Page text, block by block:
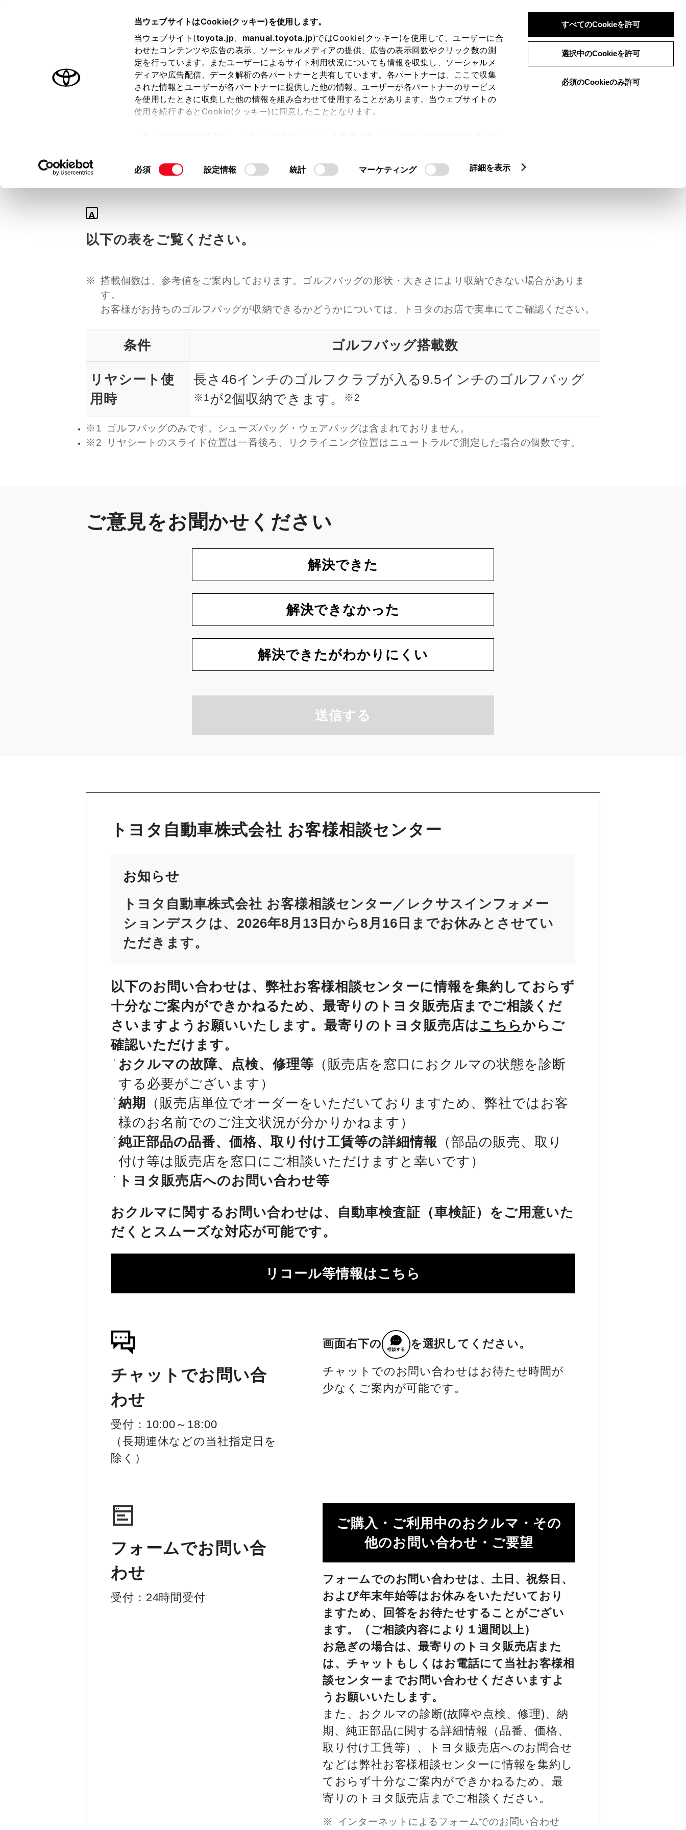
当ウェブサイトはCookie(クッキー)を使用します。
当ウェブサイト(toyota.jp、 manual.toyota.jp)ではCookie(クッキー)を使用して、ユーザーに合
わせたコンテンツや広告の表示、ソーシャルメディアの提供、広告の表示回数やクリック数の測
定を行っています。またユーザーによるサイト利用状況についても情報を収集し、ソーシャルメ
ディアや広告配信、データ解析の各パートナーと共有しています。各パートナーは、ここで収集
された情報とユーザーが各パートナーに提供した他の情報、ユーザーが各パートナーのサービス
を使用したときに収集した他の情報を組み合わせて使用することがあります。当ウェブサイトの
使用を続行するとCookie(クッキー)に同意したこととなります。
て」をご覧ください。
同
必須 設定情報 統計 マーケティング 詳細を表示
すべてのCookieを許可
選択中のCookieを許可
必須のCookieのみ許可
ログイン 検索 メニュー
オーナーサポート トピックス
ッグは何インチが何個積めますか？
A
以下の表をご覧ください。
搭載個数は、参考値をご案内しております。ゴルフバッグの形状・大きさにより収納できない場合がありま
す。
お客様がお持ちのゴルフバッグが収納できるかどうかについては、トヨタのお店で実車にてご確認ください。
条件 ゴルフバッグ搭載数
リヤシート使
用時
長さ46インチのゴルフクラブが入る9.5インチのゴルフバッグ
※1が2個収納できます。 ※2
※1
ゴルフバッグのみです。シューズバッグ・ウェアバッグは含まれておりません。
※2
リヤシートのスライド位置は一番後ろ、リクライニング位置はニュートラルで測定した場合の個数です。
ご意見をお聞かせください
解決できた
解決できなかった
解決できたがわかりにくい
送信する
トヨタ自動車株式会社 お客様相談センター
お知らせ
トヨタ自動車株式会社 お客様相談センター／レクサスインフォメー
ションデスクは、2026年8月13日から8月16日までお休みとさせてい
ただきます。
以下のお問い合わせは、弊社お客様相談センターに情報を集約しておらず
十分なご案内ができかねるため、最寄りのトヨタ販売店までご相談くだ
さいますようお願いいたします。最寄りのトヨタ販売店は こちら からご
確認いただけます。
おクルマの故障、点検、修理等 （販売店を窓口におクルマの状態を診断
する必要がございます）
納期
（販売店単位でオーダーをいただいておりますため、弊社ではお客
様のお名前でのご注文状況が分かりかねます）
純正部品の品番、価格、取り付け工賃等の詳細情報
（部品の販売、取り
付け等は販売店を窓口にご相談いただけますと幸いです）
トヨタ販売店へのお問い合わせ等
おクルマに関するお問い合わせは、自動車検査証（車検証）をご用意いた
だくとスムーズな対応が可能です。
リコール等情報はこちら
チャットでお問い合
わせ
受付：10:00～18:00
（長期連休などの当社指定日を
除く）
画面右下の を選択してください。
チャットでのお問い合わせはお待たせ時間が
少なくご案内が可能です。
フォームでお問い合
わせ
受付：24時間受付
ご購入・ご利用中のおクルマ・その
他のお問い合わせ・ご要望​
フォームでのお問い合わせは、土日、祝祭日、
および年末年始等はお休みをいただいており
ますため、回答をお待たせすることがござい
ます。（ご相談内容により１週間以上）
お急ぎの場合は、最寄りのトヨタ販売店また
は、チャットもしくはお電話にて当社お客様相
談センターまでお問い合わせくださいますよ
うお願いいたします。
また、おクルマの診断(故障や点検、修理)、納
期、純正部品に関する詳細情報（品番、価格、
取り付け工賃等）、トヨタ販売店へのお問合せ
などは弊社お客様相談センターに情報を集約し
ておらず十分なご案内ができかねるため、最
寄りのトヨタ販売店までご相談ください。
インターネットによるフォームでのお問い合わせ